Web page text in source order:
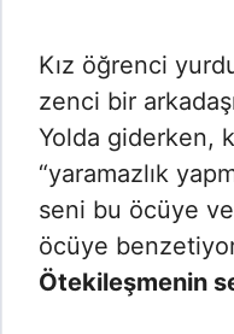
Kız öğrenci
zenci bir
Yolda giderken,
“yaramazlık
seni bu öcüye
öcüye
Ötekileşmenin